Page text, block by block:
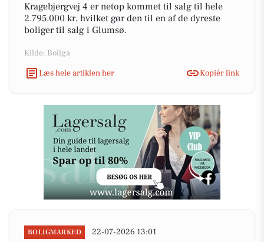
Kragebjergvej 4 er netop kommet til salg til hele
2.795.000 kr, hvilket gør den til en af de dyreste
boliger til salg i Glumsø.
Kilde: Boliga
Læs hele artiklen her
Kopiér link
BOLIGMARKED 22-07-2026 13:01